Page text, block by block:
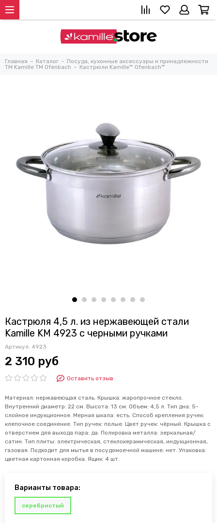
Главная Каталог
Посуда, кухонные аксессуары и принадлежности
TM Kamille TM Ofenbach
Кастрюли Kamille™ Ofenbach™
Кастрюля 4,5 л. из нержавеющей стали
Kamille KM 4923 с черными ручками
Артикул: 4923
2 310 руб
Оставить отзыв
Материал: нержавеющая сталь. Крышка: жаропрочное стекло.
Внутренний диаметр: 22 см. Высота: 13 см. Объем: 4,5 л. Тип дна: 5-
слойное индукционное. Мерная шкала: есть. Способ крепления ручек:
клепочное соединение. Тип ручек: полые. Цвет ручек: чёрный. Крышка с
отверстием для выхода пара: да. Полировка металла: зеркальная/
сатин. Тип плиты: электрическая, стеклокерамическая, индукционная,
газовая. Подходит для мытья в посудомоечной машине: нет. Упаковка:
цветная картонная коробка. Ящик: 4 шт.
Варианты товара:
серебристый